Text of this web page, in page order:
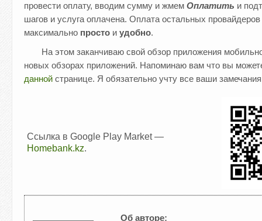
провести оплату, вводим сумму и жмем Оплатить и
шагов и услуга оплачена. Оплата остальных
максимально просто и удобно.
На этом заканчиваю свой обзор приложения
новых обзорах приложений. Напоминаю вам что вы
данной странице. Я обязательно учту все ваши
Ссылка в Google Play Market —
Homebank.kz.
Об авторе: